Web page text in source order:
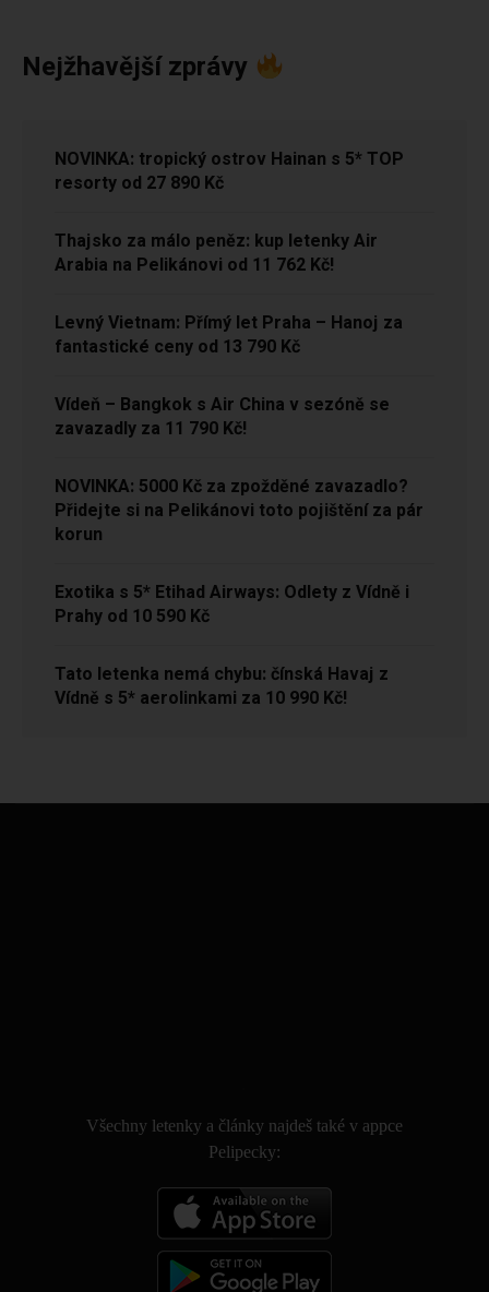
Nejžhavější zprávy
NOVINKA: tropický ostrov Hainan s 5* TOP
resorty od 27 890 Kč
Thajsko za málo peněz: kup letenky Air
Arabia na Pelikánovi od 11 762 Kč!
Levný Vietnam: Přímý let Praha – Hanoj za
fantastické ceny od 13 790 Kč
Vídeň – Bangkok s Air China v sezóně se
zavazadly za 11 790 Kč!
NOVINKA: 5000 Kč za zpožděné zavazadlo?
Přidejte si na Pelikánovi toto pojištění za pár
korun
Exotika s 5* Etihad Airways: Odlety z Vídně i
Prahy od 10 590 Kč
Tato letenka nemá chybu: čínská Havaj z
Vídně s 5* aerolinkami za 10 990 Kč!
Všechny letenky a články najdeš také v appce
Pelipecky: